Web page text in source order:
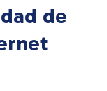
de